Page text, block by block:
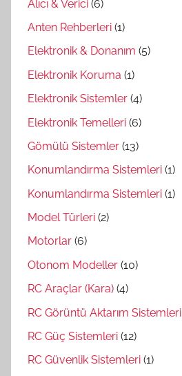
Alıcı & Verici (6)
Anten Rehberleri (1)
Elektronik & Donanım (5)
Elektronik Koruma (1)
Elektronik Sistemler (4)
Elektronik Temelleri (6)
Gömülü Sistemler (13)
Konumlandırma Sistemleri (1)
Konumlandırma Sistemleri (1)
Model Türleri (2)
Motorlar (6)
Otonom Modeller (10)
RC Araçlar (Kara) (4)
RC Görüntü Aktarım Sistemleri
RC Güç Sistemleri (12)
RC Güvenlik Sistemleri (1)